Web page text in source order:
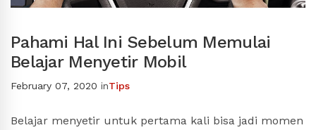
Pahami Hal Ini Sebelum Memulai
Belajar Menyetir Mobil
February 07, 2020 inTips
Belajar menyetir untuk pertama kali bisa jadi momen